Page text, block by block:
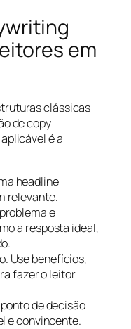
em
clássicas
de copy
é a
headline
relevante.
e
a resposta ideal,
Use benefícios,
fazer o leitor
de decisão
e convincente.